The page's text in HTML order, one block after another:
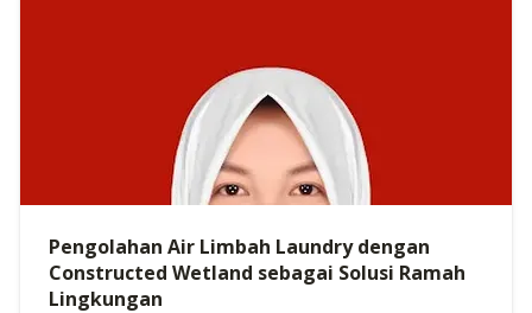
Pengolahan Air Limbah Laundry dengan
Constructed Wetland sebagai Solusi Ramah
Lingkungan